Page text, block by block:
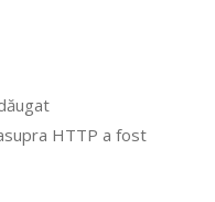
HTTP a fost